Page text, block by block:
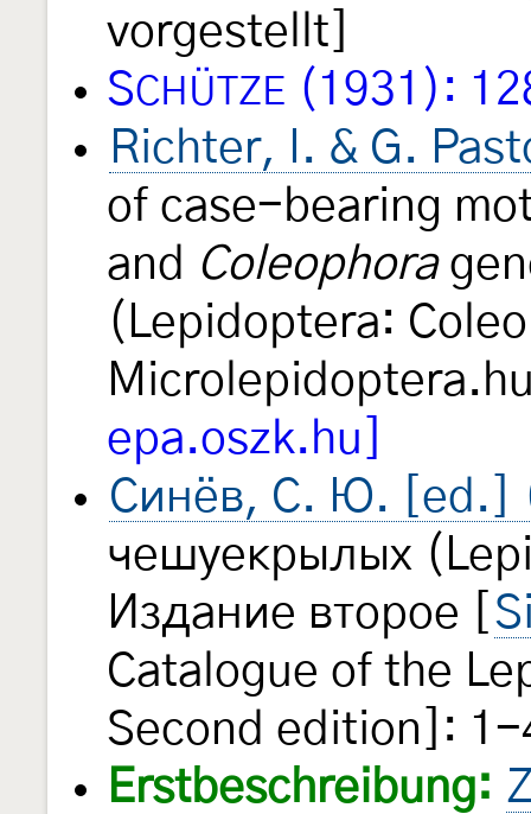
vorgestellt]
SCHÜTZE (1931):
Richter, I. & G.
of case-bearing
and Coleophora
(Lepidoptera:
epa.oszk.hu]
Синёв, С. Ю. [ed.]
чешуекрылых
Издание второе [
Catalogue of the
Second edition]: 1-
Erstbeschreibung: